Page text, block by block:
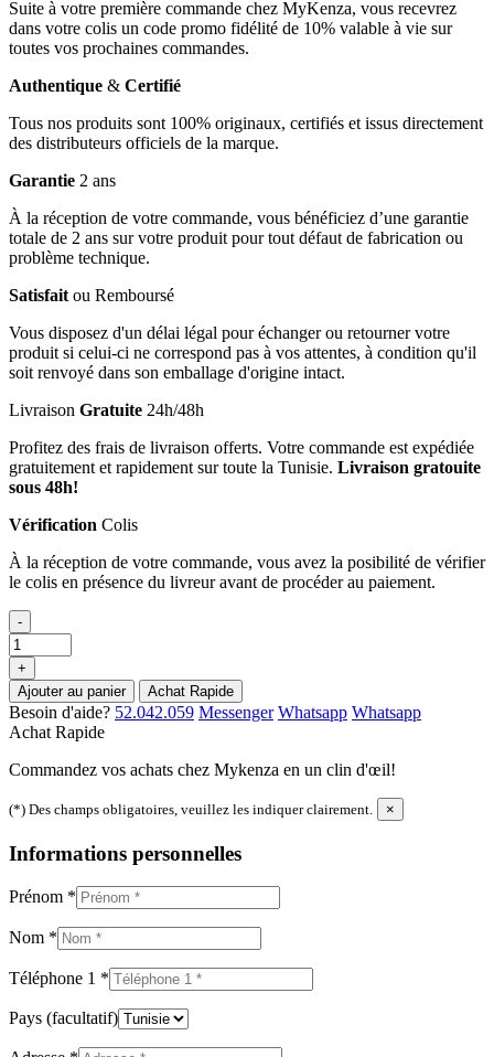
Suite à votre première commande chez MyKenza, vous recevrez
dans votre colis un code promo fidélité de 10% valable à vie sur
toutes vos prochaines commandes.
Authentique & Certifié
Tous nos produits sont 100% originaux, certifiés et issus directement
des distributeurs officiels de la marque.
Garantie 2 ans
À la réception de votre commande, vous bénéficiez d’une garantie
totale de 2 ans sur votre produit pour tout défaut de fabrication ou
problème technique.
Satisfait ou Remboursé
Vous disposez d'un délai légal pour échanger ou retourner votre
produit si celui-ci ne correspond pas à vos attentes, à condition qu'il
soit renvoyé dans son emballage d'origine intact.
Livraison Gratuite 24h/48h
Profitez des frais de livraison offerts. Votre commande est expédiée
gratuitement et rapidement sur toute la Tunisie. Livraison gratouite
sous 48h!
Vérification Colis
À la réception de votre commande, vous avez la posibilité de vérifier
le colis en présence du livreur avant de procéder au paiement.
-
+
Ajouter au panier
Achat Rapide
Besoin d'aide? 52.042.059 Messenger Whatsapp Whatsapp
Achat Rapide
Commandez vos achats chez Mykenza en un clin d'œil!
(*) Des champs obligatoires, veuillez les indiquer clairement. ×
Informations personnelles
Prénom *
Nom *
Téléphone 1 *
Pays (facultatif)